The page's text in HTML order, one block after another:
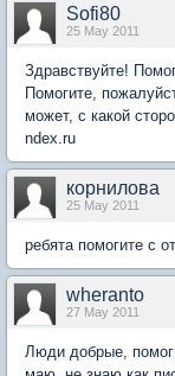
Sofi80
25 May 2011
Здравствуйте!
Помогите,
может, с какой
ndex.ru
корнилова
25 May 2011
ребята помогите с
wheranto
27 May 2011
Люди добрые,